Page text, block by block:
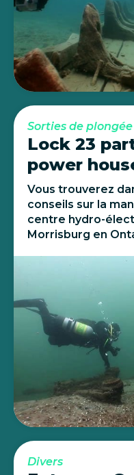
Sorties de plongée
Lock 23
power
Vous trouverez
conseils sur la
centre hydro-
Morrisburg en
Divers